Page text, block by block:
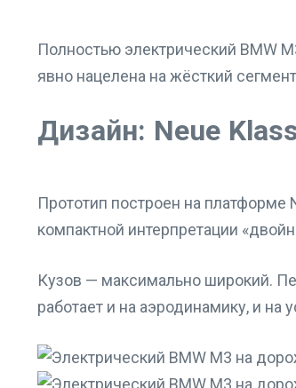
Полностью электрический BMW
явно нацелена на жёсткий
Дизайн: Neue
Прототип построен на платформе
компактной интерпретации
Кузов — максимально широкий.
работает и на аэродинамику, и на